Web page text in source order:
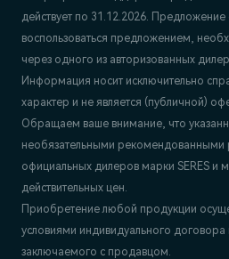
действует по 31.12.2026.
воспользоваться предложением,
через одного из авторизованных
Информация носит исключительно
характер и не является (публичной)
Обращаем ваше внимание, что
необязательными
официальных дилеров марки SERES и
действительных цен.
Приобретение любой продукции
условиями индивидуального договора
заключаемого с продавцом.